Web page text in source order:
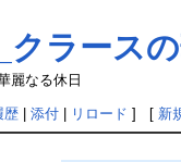
ラース
麗なる休日
歴| 添付| リロード ] [ 新